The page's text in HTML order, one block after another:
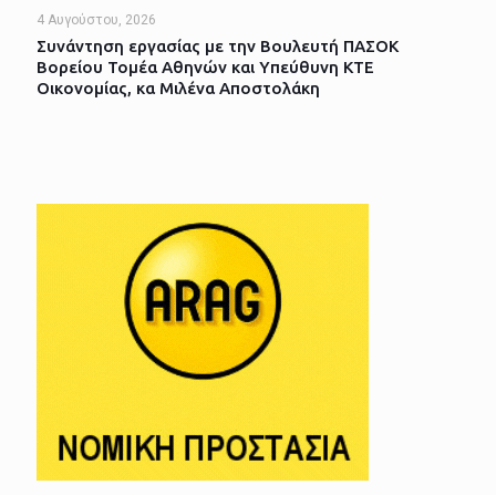
4 Αυγούστου, 2026
Συνάντηση εργασίας με την Βουλευτή ΠΑΣΟΚ
Βορείου Τομέα Αθηνών και Υπεύθυνη ΚΤΕ
Οικονομίας, κα Μιλένα Αποστολάκη